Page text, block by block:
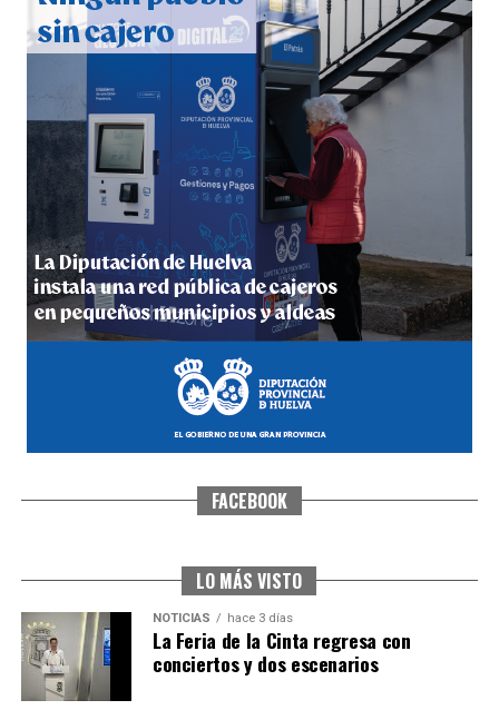
hace 7 días·Huelvatv
5º DÍA DE LAS FIESTAS COLOMBINAS 2026
hace 1 semana·Huelvatv
CUARTA CORRIDA DE LAS FIESTAS COLOMBINAS
Huelvatv
FACEBOOK
LO MÁS VISTO
NOTICIAS hace 3 días
La Feria de la Cinta regresa con
conciertos y dos escenarios